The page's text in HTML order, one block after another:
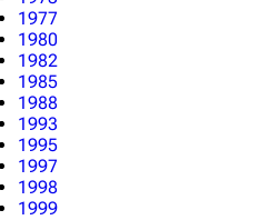
1977
1980
1982
1985
1988
1993
1995
1997
1998
1999